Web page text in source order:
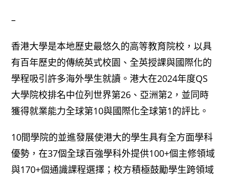
–
香港大學是本地歷史最悠久的高等教育院校，以具
有百年歷史的傳統英式校園、全英授課與國際化的
學程吸引許多海外學生就讀。港大在2024年度QS
大學院校排名中位列世界第26、亞洲第2，並同時
獲得就業能力全球第10與國際化全球第1的評比。
10間學院的並進發展使港大的學生具有全方面學科
優勢，在37個全球百強學科外提供100+個主修領域
與170+個通識課程選擇；校方積極鼓勵學生跨領域